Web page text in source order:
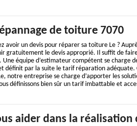
de toiture 7070
avoir un devis pour réparer sa toiture Le ?
gratuitement le devis approprié. Il suffit de
Une équipe d’estimateur compétent se charge
définit par la suite le tarif réparation adéquate.
notre entreprise se charge d’apporter les
définissons bien sûr un tarif imbattable et
aider dans la réalisation